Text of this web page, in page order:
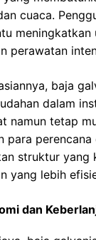
cuaca.
perawatan
baja
dalam
namun tetap
para
struktur yang
yang lebih
dan